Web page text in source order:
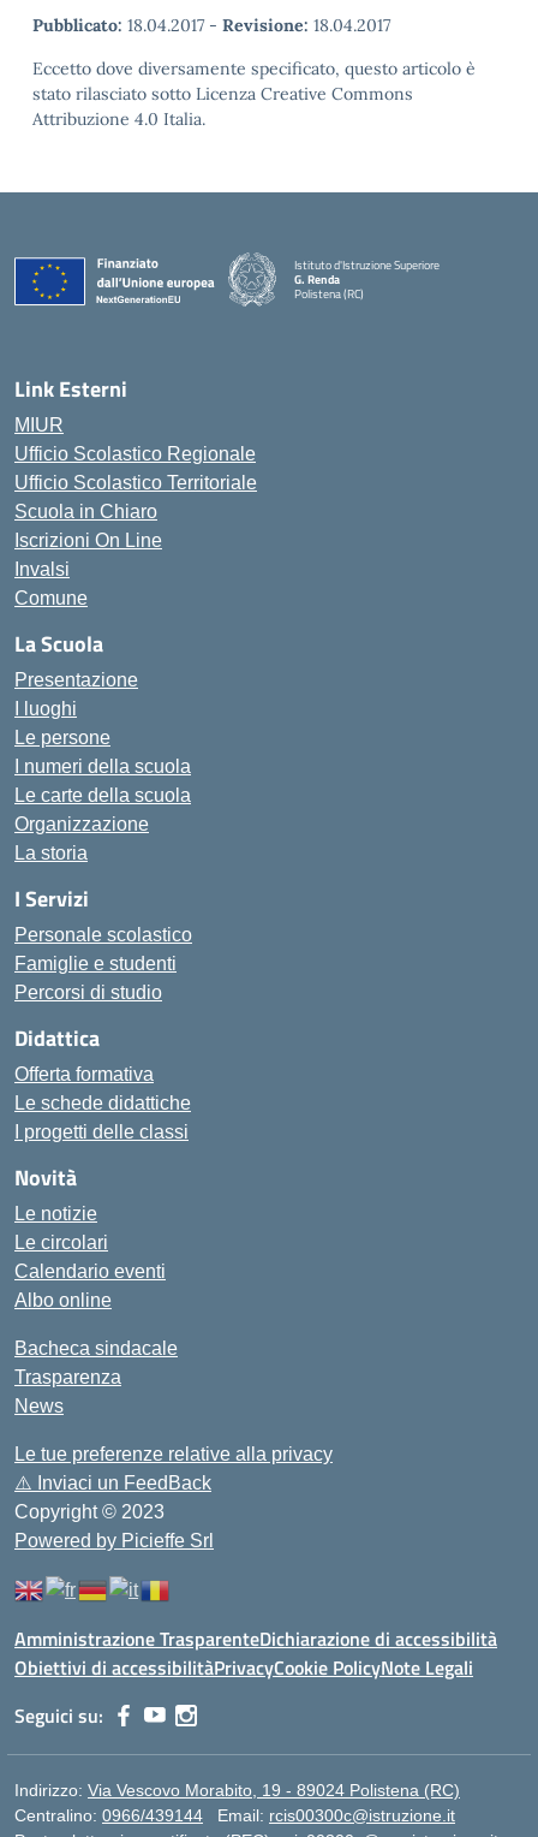
Pubblicato: 18.04.2017 - Revisione: 18.04.2017
Eccetto dove diversamente specificato, questo articolo è
stato rilasciato sotto Licenza Creative Commons
Attribuzione 4.0 Italia.
Istituto d'Istruzione Superiore
G. Renda
Polistena (RC)
Link Esterni
MIUR
Ufficio Scolastico Regionale
Ufficio Scolastico Territoriale
Scuola in Chiaro
Iscrizioni On Line
Invalsi
Comune
La Scuola
Presentazione
I luoghi
Le persone
I numeri della scuola
Le carte della scuola
Organizzazione
La storia
I Servizi
Personale scolastico
Famiglie e studenti
Percorsi di studio
Didattica
Offerta formativa
Le schede didattiche
I progetti delle classi
Novità
Le notizie
Le circolari
Calendario eventi
Albo online
Bacheca sindacale
Trasparenza
News
Le tue preferenze relative alla privacy
⚠️ Inviaci un FeedBack
Copyright © 2023
Powered by Picieffe Srl
Amministrazione TrasparenteDichiarazione di accessibilità
Obiettivi di accessibilitàPrivacyCookie PolicyNote Legali
Seguici su:
Indirizzo: Via Vescovo Morabito, 19 - 89024 Polistena (RC)
Centralino: 0966/439144 Email: rcis00300c@istruzione.it